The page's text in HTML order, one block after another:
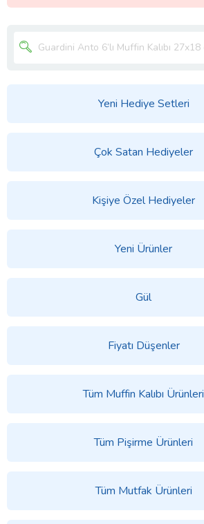
Yeni Hediye Setleri
Çok Satan Hediyeler
Kişiye Özel Hediyeler
Yeni Ürünler
Gül
Fiyatı Düşenler
Tüm Muffin Kalıbı Ürünleri
Tüm Pişirme Ürünleri
Tüm Mutfak Ürünleri